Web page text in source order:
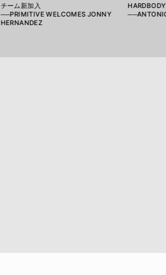
チーム新加入
──PRIMITIVE WELCOMES JONNY
HERNANDEZ